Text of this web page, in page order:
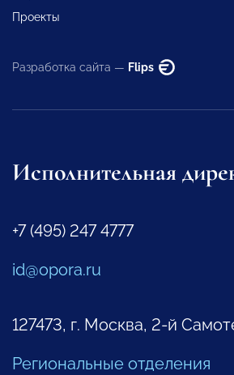
Проекты
Разработка сайта — Flips
Исполнительная
+7 (495) 247 4777
id@opora.ru
127473, г. Москва, 2-й
Региональные отделения